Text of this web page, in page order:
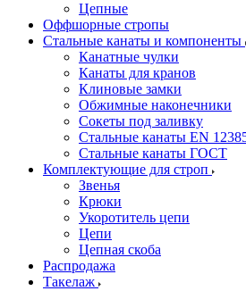
Цепные
Оффшорные стропы
Стальные канаты и компоненты
Канатные чулки
Канаты для кранов
Клиновые замки
Обжимные наконечники
Сокеты под заливку
Стальные канаты EN
Стальные канаты ГОСТ
Комплектующие для строп
Звенья
Крюки
Укоротитель цепи
Цепи
Цепная скоба
Распродажа
Такелаж